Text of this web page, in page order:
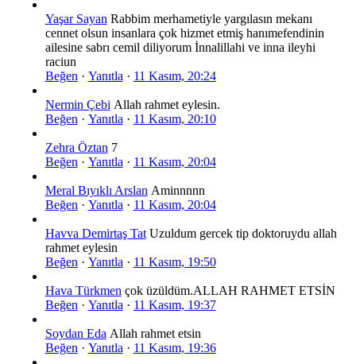
Yaşar Sayan Rabbim merhametiyle yargılasın mekanı
cennet olsun insanlara çok hizmet etmiş hanımefendinin
ailesine sabrı cemil diliyorum İnnalillahi ve inna ileyhi
raciun
Beğen · Yanıtla · 11 Kasım, 20:24
Nermin Çebi Allah rahmet eylesin.
Beğen · Yanıtla · 11 Kasım, 20:10
Zehra Öztan 7
Beğen · Yanıtla · 11 Kasım, 20:04
Meral Bıyıklı Arslan Aminnnnn
Beğen · Yanıtla · 11 Kasım, 20:04
Havva Demirtaş TatUzuldum gercek tip doktoruydu allah
rahmet eylesin
Beğen · Yanıtla · 11 Kasım, 19:50
Hava Türkmen çok üzüldüm.ALLAH RAHMET ETSİN
Beğen · Yanıtla · 11 Kasım, 19:37
Soydan Eda Allah rahmet etsin
Beğen · Yanıtla · 11 Kasım, 19:36